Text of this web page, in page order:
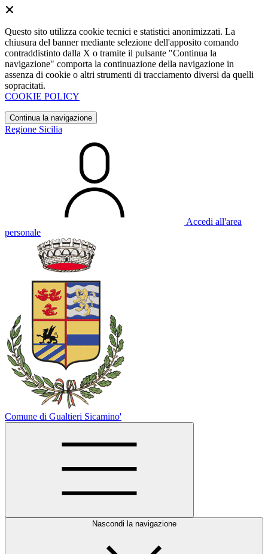
Questo sito utilizza cookie tecnici e statistici anonimizzati. La
chiusura del banner mediante selezione dell'apposito comando
contraddistinto dalla X o tramite il pulsante "Continua la
navigazione" comporta la continuazione della navigazione in
assenza di cookie o altri strumenti di tracciamento diversi da quelli
sopracitati.
COOKIE POLICY
Continua la navigazione
Regione Sicilia
Accedi all'area
personale
Comune di Gualtieri Sicamino'
Nascondi la navigazione